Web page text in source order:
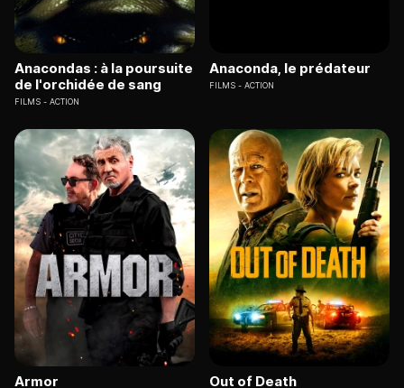
Anacondas : à la poursuite
de l'orchidée de sang
FILMS ACTION
Anaconda, le prédateur
FILMS ACTION
Armor Out of Death